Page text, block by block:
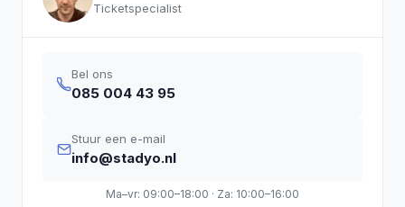
Ticketspecialist
Bel ons
085 004 43 95
Stuur een e-mail
info@stadyo.nl
Ma–vr: 09:00–18:00 · Za: 10:00–16:00